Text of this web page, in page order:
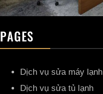
PAGES
Dịch vụ sửa máy lạnh
Dịch vụ sửa tủ lạnh